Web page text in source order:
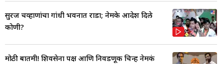
सुरज चव्हाणांचा गांधी भवनात राडा; नेमके आदेश दिले
कोणी?
मोठी बातमी! शिवसेना पक्ष आणि निवडणूक चिन्ह नेमकं